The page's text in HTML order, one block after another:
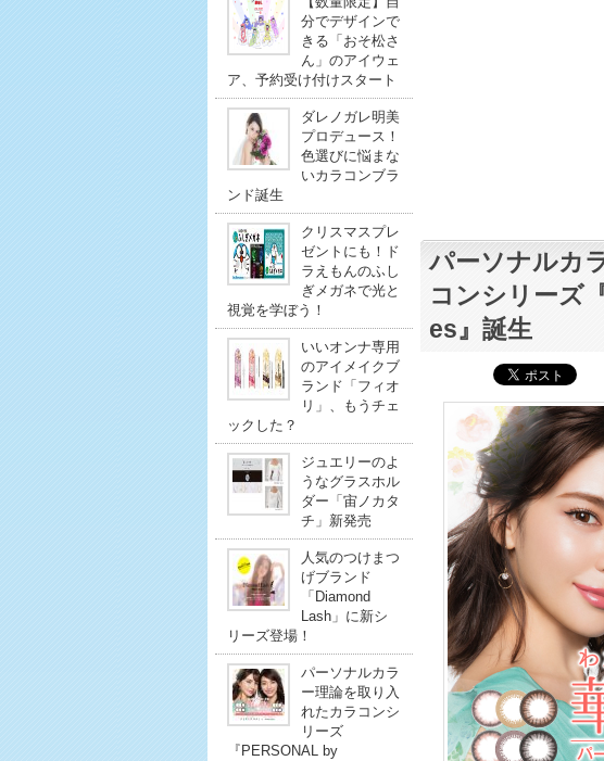
分でデザインで
きる「おそ松さ
ん」のアイウェ
ア、予約受け付けスタート
ダレノガレ明美
プロデュース！
色選びに悩まな
いカラコンブラ
ンド誕生
クリスマスプレ
ゼントにも！ド
ラえもんのふし
ぎメガネで光と
視覚を学ぼう！
いいオンナ専用
のアイメイクブ
ランド「フィオ
リ」、もうチェ
ックした？
ジュエリーのよ
うなグラスホル
ダー「宙ノカタ
チ」新発売
人気のつけまつ
げブランド
「Diamond
Lash」に新シ
リーズ登場！
パーソナルカラ
ー理論を取り入
れたカラコンシ
リーズ
『PERSONAL by
パーソナルカ
コンシリーズ
es』誕生